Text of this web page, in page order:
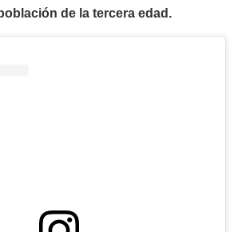
de la tercera edad.